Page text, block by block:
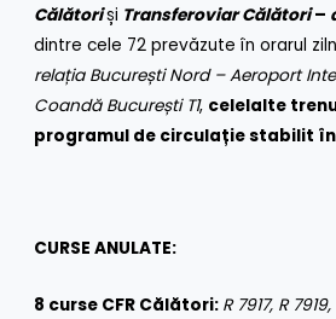
Călătoriși Transferoviar Călători–
dintre cele 72 prevăzute în orarul
relația București Nord – Aeroport
Coandă București T1, celelalte
programul de circulație stabilit în
CURSE ANULATE:
8 curse CFR Călători: R 7917, R